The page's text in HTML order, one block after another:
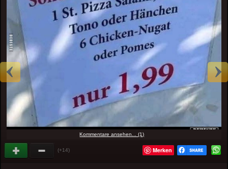
Kommentare ansehen... (1)
(+14) Merken